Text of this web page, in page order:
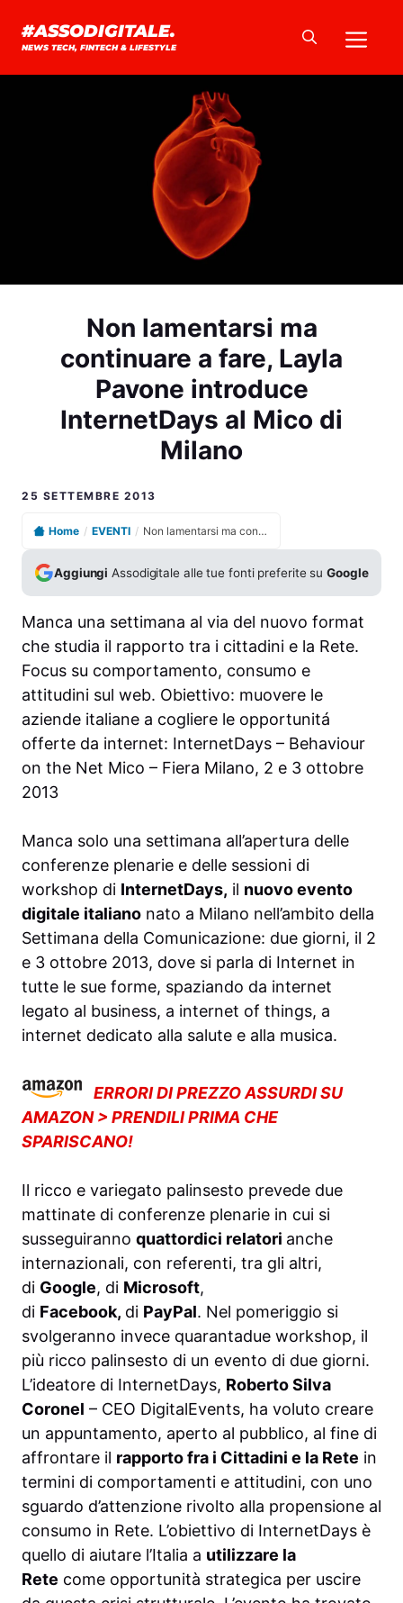
#ASSODIGITALE.
NEWS TECH, FINTECH & LIFESTYLE
Non lamentarsi ma
continuare a fare, Layla
Pavone introduce
InternetDays al Mico di
Milano
25 SETTEMBRE 2013
Home / EVENTI / Non lamentarsi ma continuare a fare, Layla Pavone introduce InternetDays al Mico di Milano
Aggiungi Assodigitale alle tue fonti preferite suGoogle
Manca una settimana al via del nuovo format
che studia il rapporto tra i cittadini e la Rete.
Focus su comportamento, consumo e
attitudini sul web. Obiettivo: muovere le
aziende italiane a cogliere le opportunitá
offerte da internet: InternetDays – Behaviour
on the Net Mico – Fiera Milano, 2 e 3 ottobre
2013
Manca solo una settimana all’apertura delle
conferenze plenarie e delle sessioni di
workshop di InternetDays, il nuovo evento
digitale italiano nato a Milano nell’ambito della
Settimana della Comunicazione: due giorni, il 2
e 3 ottobre 2013, dove si parla di Internet in
tutte le sue forme, spaziando da internet
legato al business, a internet of things, a
internet dedicato alla salute e alla musica.
ERRORI DI PREZZO ASSURDI SU
AMAZON > PRENDILI PRIMA CHE
SPARISCANO!
Il ricco e variegato palinsesto prevede due
mattinate di conferenze plenarie in cui si
susseguiranno quattordici relatori anche
internazionali, con referenti, tra gli altri,
di Google, di Microsoft,
di Facebook, di PayPal. Nel pomeriggio si
svolgeranno invece quarantadue workshop, il
più ricco palinsesto di un evento di due giorni.
L’ideatore di InternetDays, Roberto Silva
Coronel – CEO DigitalEvents, ha voluto creare
un appuntamento, aperto al pubblico, al fine di
affrontare il rapporto fra i Cittadini e la Rete in
termini di comportamenti e attitudini, con uno
sguardo d’attenzione rivolto alla propensione al
consumo in Rete. L’obiettivo di InternetDays è
quello di aiutare l’Italia a utilizzare la
Rete come opportunità strategica per uscire